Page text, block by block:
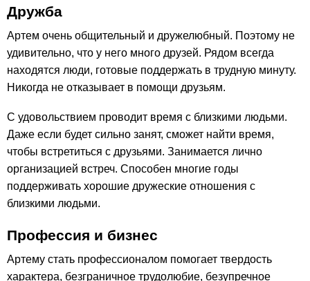
Дружба
Артем очень общительный и дружелюбный. Поэтому не
удивительно, что у него много друзей. Рядом всегда
находятся люди, готовые поддержать в трудную минуту.
Никогда не отказывает в помощи друзьям.
С удовольствием проводит время с близкими людьми.
Даже если будет сильно занят, сможет найти время,
чтобы встретиться с друзьями. Занимается лично
организацией встреч. Способен многие годы
поддерживать хорошие дружеские отношения с
близкими людьми.
Профессия и бизнес
Артему стать профессионалом помогает твердость
характера, безграничное трудолюбие, безупречное